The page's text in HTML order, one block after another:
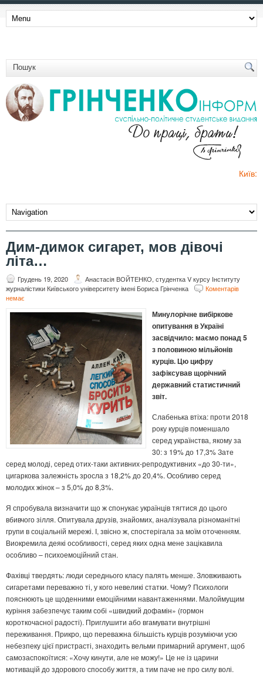
Київ:
Дим-димок сигарет, мов дівочі
літа…
Грудень 19, 2020
Анастасія ВОЙТЕНКО, студентка V курсу Інституту
журналістики Київського університету імені Бориса Грінченка
Коментарів
немає
Минулорічне вибіркове
опитування в Україні
засвідчило: маємо понад 5
з половиною мільйонів
курців. Цю цифру
зафіксував щорічний
державний статистичний
звіт.
Слабенька втіха: проти 2018
року курців поменшало
серед українства, якому за
30: з 19% до 17,3% Зате
серед молоді, серед отих-таки активних-репродуктивних «до 30-ти»,
цигаркова залежність зросла з 18,2% до 20,4%. Особливо серед
молодих жінок – з 5,0% до 8,3%.
Я спробувала визначити що ж спонукає українців тягтися до цього
вбивчого зілля. Опитувала друзів, знайомих, аналізувала різноманітні
групи в соціальній мережі. І, звісно ж, спостерігала за моїм оточенням.
Виокремила деякі особливості, серед яких одна мене зацікавила
особливо – психоемоційний стан.
Фахівці твердять: люди середнього класу палять менше. Зловживають
сигаретами переважно ті, у кого невеликі статки. Чому? Психологи
пояснюють це щоденними емоційними навантаженнями. Малоймущим
куріння забезпечує таким собі «швидкий дофамін» (гормон
короткочасної радості). Приглушити або вгамувати внутрішні
переживання. Прикро, що переважна більшість курців розуміючи усю
небезпеку цієї пристрасті, знаходить вельми примарний аргумент, щоб
самозаспокоїтися: «Хочу кинути, але не можу!» Це не із царини
мотивацій до здорового способу життя, а тим паче не про силу волі.